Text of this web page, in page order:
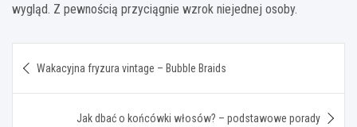
wygląd. Z pewnością przyciągnie wzrok niejednej osoby.
wpisu
Wakacyjna fryzura vintage – Bubble Braids
Jak dbać o końcówki włosów? – podstawowe porady